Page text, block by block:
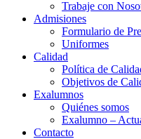
Trabaje con
Admisiones
Formulario de
Uniformes
Calidad
Política de
Objetivos de
Exalumnos
Quiénes somos
Exalumno –
Contacto